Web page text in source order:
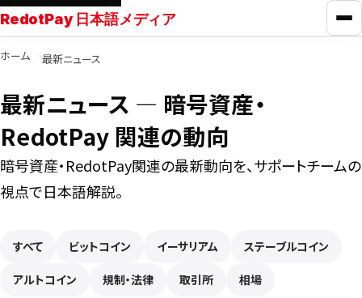
RedotPay 日本語メディア メ
RedotPayガイド
カード比較
学ぶ
ツール
ホーム 最新ニュース
最新ニュース ― 暗号資産・
RedotPay 関連の動向
暗号資産・RedotPay関連の最新動向を、サポートチームの
視点で日本語解説。
すべて ビットコイン イーサリアム ステーブルコイン
アルトコイン 規制・法律 取引所 相場